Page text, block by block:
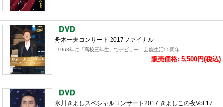
舟木一夫コンサート 2017ファイナル
1963年に「高校三年生」でデビュー、芸能生活55周年..
販売価格: 5,500円(税込)
氷川きよしスペシャルコンサート2017 きよしこの夜Vol.17